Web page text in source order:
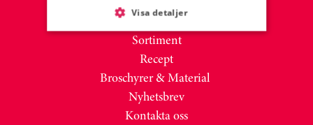
FOODSERVICE
Sortiment
Recept
Broschyrer & Material
Nyhetsbrev
Kontakta oss
Visa detaljer